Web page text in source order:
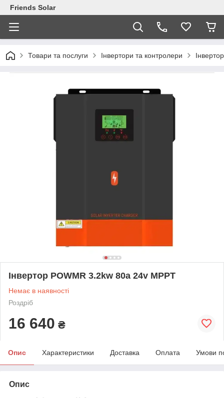
Friends Solar
Товари та послуги Інвертори та контролери
Інвертор POWMR 3.2kw 80a 24v MPPT
Немає в наявності
Роздріб
16 640 ₴
Опис Характеристики Доставка Оплата Умови
Опис